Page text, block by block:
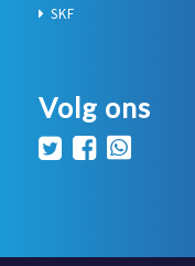
SKF
Volg ons